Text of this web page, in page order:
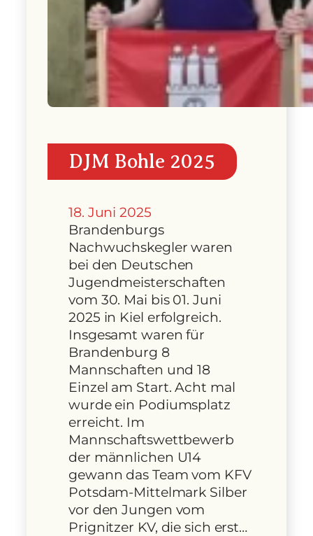
DJM Bohle 2025
18. Juni 2025
Brandenburgs
Nachwuchskegler waren
bei den Deutschen
Jugendmeisterschaften
vom 30. Mai bis 01. Juni
2025 in Kiel erfolgreich.
Insgesamt waren für
Brandenburg 8
Mannschaften und 18
Einzel am Start. Acht mal
wurde ein Podiumsplatz
erreicht. Im
Mannschaftswettbewerb
der männlichen U14
gewann das Team vom KFV
Potsdam-Mittelmark Silber
vor den Jungen vom
Prignitzer KV, die sich erst…